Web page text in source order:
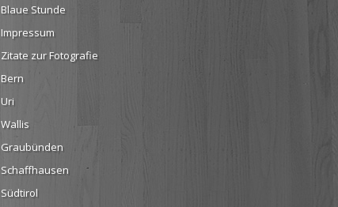
Blaue Stunde
Impressum
Zitate zur Fotografie
Bern
Uri
Wallis
Graubünden
Schaffhausen
Südtirol